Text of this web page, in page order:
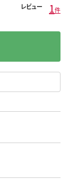
レビュー 1件